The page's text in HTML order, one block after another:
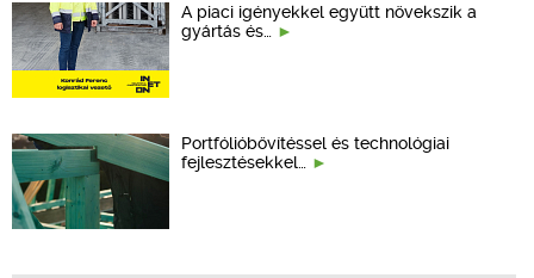
A piaci igényekkel együtt növekszik a
gyártás és…
Portfólióbővítéssel és technológiai
fejlesztésekkel…